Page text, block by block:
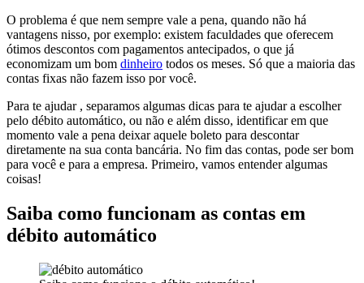
O problema é que nem sempre vale a pena, quando não há
vantagens nisso, por exemplo: existem faculdades que oferecem
ótimos descontos com pagamentos antecipados, o que já
economizam um bom dinheiro todos os meses. Só que a maioria das
contas fixas não fazem isso por você.
Para te ajudar , separamos algumas dicas para te ajudar a escolher
pelo débito automático, ou não e além disso, identificar em que
momento vale a pena deixar aquele boleto para descontar
diretamente na sua conta bancária. No fim das contas, pode ser bom
para você e para a empresa. Primeiro, vamos entender algumas
coisas!
Saiba como funcionam as contas em
débito automático